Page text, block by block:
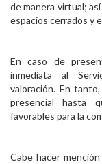
de manera virtual;
espacios cerrados y
En caso de
inmediata al
valoración. En
presencial hasta
favorables para la
Cabe hacer